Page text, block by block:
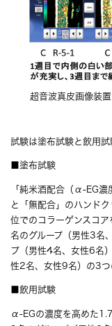
超音波真皮画像装
試験は塗布試験と飲用試
■塗布試験
「純米酒配合（α-EG
と「無配合」のハンド
位でのコラーゲンスコ
名のグループ（男性3名
プ（男性4名、女性6名
性2名、女性9名）の3つ
■飲用試験
α-EGの濃度を高めた